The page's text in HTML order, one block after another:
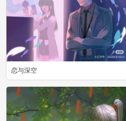
恋与深空
0